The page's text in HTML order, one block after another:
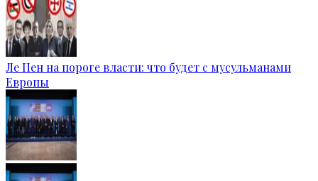
Ле Пен на пороге власти: что будет с мусульманами
Европы